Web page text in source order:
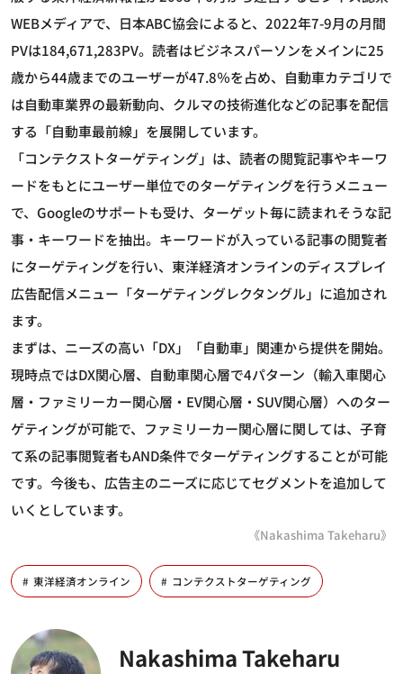
WEBメディアで、日本ABC協会によると、2022年7-9月の月間
PVは184,671,283PV。読者はビジネスパーソンをメインに25
歳から44歳までのユーザーが47.8％を占め、自動車カテゴリで
は自動車業界の最新動向、クルマの技術進化などの記事を配信
する「自動車最前線」を展開しています。
「コンテクストターゲティング」は、読者の閲覧記事やキーワ
ードをもとにユーザー単位でのターゲティングを行うメニュー
で、Googleのサポートも受け、ターゲット毎に読まれそうな記
事・キーワードを抽出。キーワードが入っている記事の閲覧者
にターゲティングを行い、東洋経済オンラインのディスプレイ
広告配信メニュー「ターゲティングレクタングル」に追加され
ます。
まずは、ニーズの高い「DX」「自動車」関連から提供を開始。
現時点ではDX関心層、自動車関心層で4パターン（輸入車関心
層・ファミリーカー関心層・EV関心層・SUV関心層）へのター
ゲティングが可能で、ファミリーカー関心層に関しては、子育
て系の記事閲覧者もAND条件でターゲティングすることが可能
です。今後も、広告主のニーズに応じてセグメントを追加して
いくとしています。
《Nakashima Takeharu》
東洋経済オンライン コンテクストターゲティング
Nakashima Takeharu